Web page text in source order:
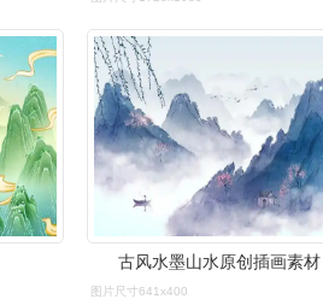
古风水墨山水原创插画素材
图片尺寸641x400